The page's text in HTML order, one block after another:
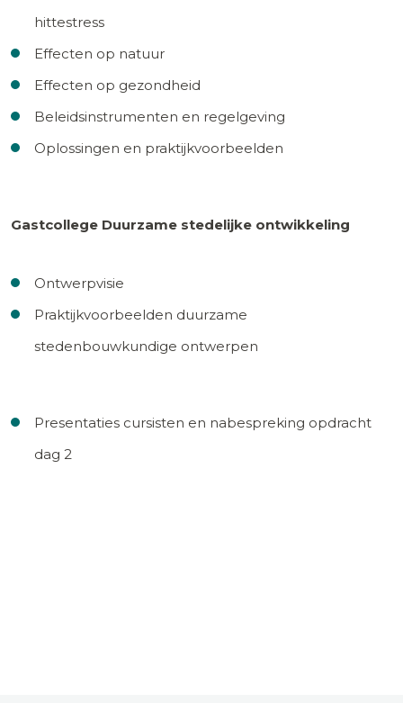
hittestress
Effecten op natuur
Effecten op gezondheid
Beleidsinstrumenten en regelgeving
Oplossingen en praktijkvoorbeelden
Gastcollege Duurzame stedelijke ontwikkeling
Ontwerpvisie
Praktijkvoorbeelden duurzame
stedenbouwkundige ontwerpen
Presentaties cursisten en nabespreking opdracht
dag 2